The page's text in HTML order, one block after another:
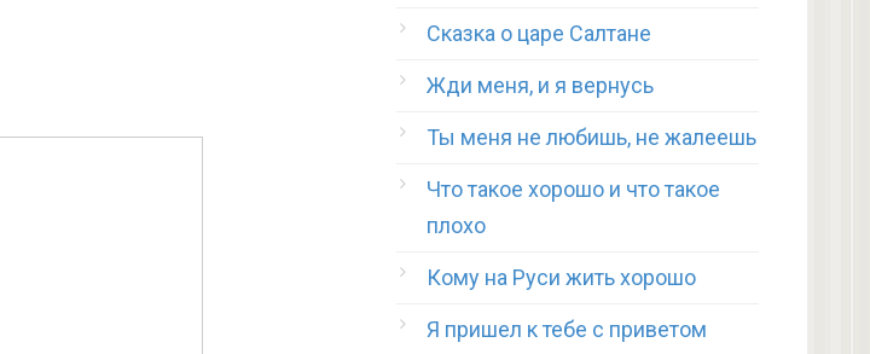
Сказка о царе Салтане
Жди меня, и я вернусь
Ты меня не любишь, не жалеешь
Что такое хорошо и что такое
плохо
Кому на Руси жить хорошо
Я пришел к тебе с приветом